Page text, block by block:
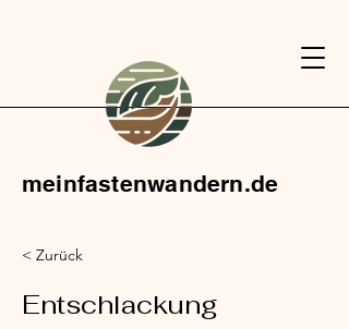
meinfastenwandern.de
< Zurück
Entschlackung